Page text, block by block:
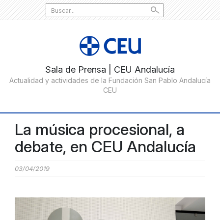
Search
for:
La música procesional, a
debate, en CEU Andalucía
03/04/2019